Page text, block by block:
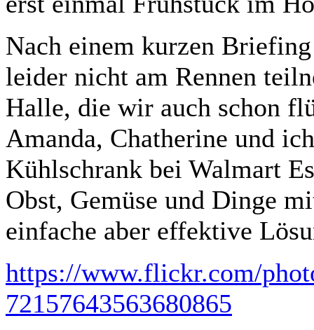
Nach einem kurzen
leider nicht am Rennen
Halle, die wir auch schon
Amanda, Chatherine und
Kühlschrank bei Walmart
Obst, Gemüse und Dinge
einfache aber effektive
https://www.flickr.com/
72157643563680865